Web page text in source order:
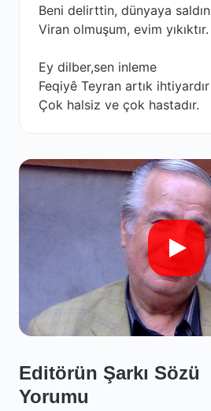
Beni delirttin, dünyaya saldın
Viran olmuşum, evim yıkıktır.
Ey dilber,sen inleme
Feqiyê Teyran artık ihtiyardır
Çok halsiz ve çok hastadır.
Editörün Şarkı Sözü
Yorumu